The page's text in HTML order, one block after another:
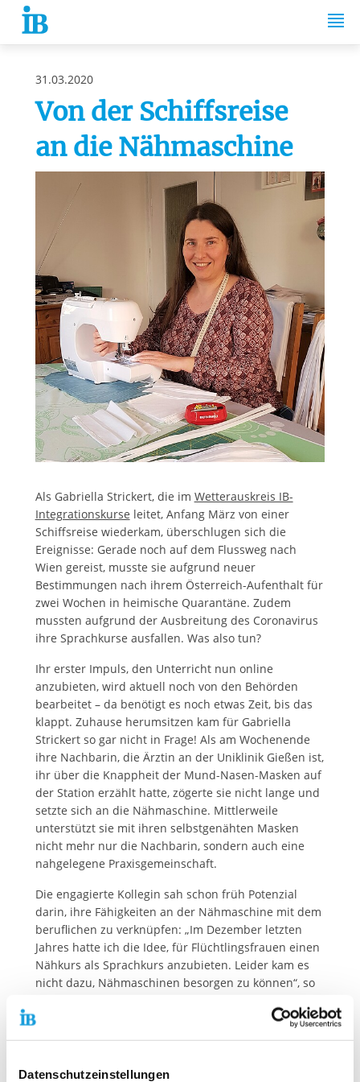
Datenschutzeinstellungen
Springe zum Inhalt
31.03.2020
Von der Schiffsreise
an die Nähmaschine
Als Gabriella Strickert, die im Wetterauskreis IB-
Integrationskurse leitet, Anfang März von einer
Schiffsreise wiederkam, überschlugen sich die
Ereignisse: Gerade noch auf dem Flussweg nach
Wien gereist, musste sie aufgrund neuer
Bestimmungen nach ihrem Österreich-Aufenthalt für
zwei Wochen in heimische Quarantäne. Zudem
mussten aufgrund der Ausbreitung des Coronavirus
ihre Sprachkurse ausfallen. Was also tun?
Ihr erster Impuls, den Unterricht nun online
anzubieten, wird aktuell noch von den Behörden
bearbeitet – da benötigt es noch etwas Zeit, bis das
klappt. Zuhause herumsitzen kam für Gabriella
Strickert so gar nicht in Frage! Als am Wochenende
ihre Nachbarin, die Ärztin an der Uniklinik Gießen ist,
ihr über die Knappheit der Mund-Nasen-Masken auf
der Station erzählt hatte, zögerte sie nicht lange und
setzte sich an die Nähmaschine. Mittlerweile
unterstützt sie mit ihren selbstgenähten Masken
nicht mehr nur die Nachbarin, sondern auch eine
nahgelegene Praxisgemeinschaft.
Die engagierte Kollegin sah schon früh Potenzial
darin, ihre Fähigkeiten an der Nähmaschine mit dem
beruflichen zu verknüpfen: „Im Dezember letzten
Jahres hatte ich die Idee, für Flüchtlingsfrauen einen
Nähkurs als Sprachkurs anzubieten. Leider kam es
nicht dazu, Nähmaschinen besorgen zu können“, so
der Masken verdoppeln oder verdreifachen. Aber
wie diesen sind in aktuellen Zeiten so wichtig, wie